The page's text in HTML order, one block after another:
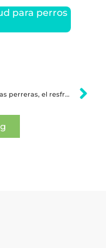
para perros
Tos de las perreras, el resfriado de los perros